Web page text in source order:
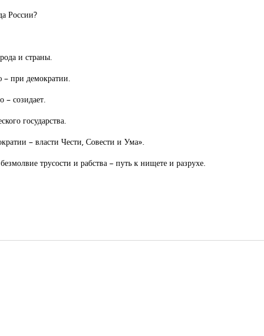
России?
и страны.
– при демократии.
– созидает.
государства.
– власти Чести, Совести и Ума».
трусости и рабства – путь к нищете и разрухе.